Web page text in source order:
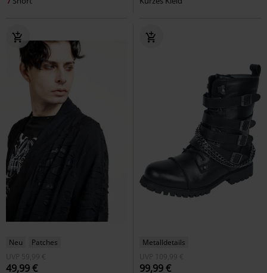
Neu
Patches
UVP
59,99 €
49,99 €
Metalldetails
UVP
109,99 €
99,99 €